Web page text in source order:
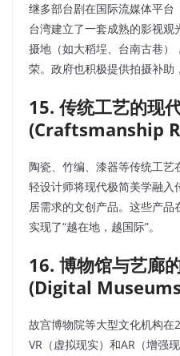
继多部台剧在国际流媒体平
台湾建立了一套成熟的影视
摄地（如大稻埕、台南古巷）
荣。政府也积极提供拍摄补助
15. 传统工艺的现
(Craftsmanship
陶瓷、竹编、漆器等传统工艺
轻设计师将现代极简美学融入
居需求的文创产品。这些产品
实现了“越在地，越国际”。
16. 博物馆与艺廊
(Digital
故宫博物院等大型文化机构
VR（虚拟现实）和AR（增强